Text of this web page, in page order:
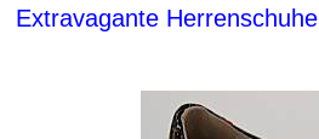
Extravagante Herrenschuhe